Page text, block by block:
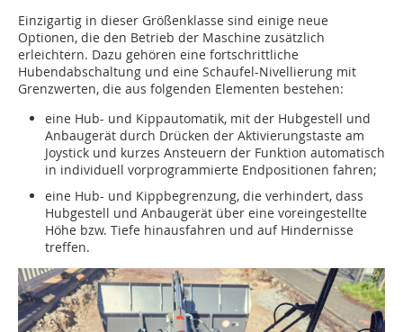
Einzigartig in dieser Größenklasse sind einige neue
Optionen, die den Betrieb der Maschine zusätzlich
erleichtern. Dazu gehören eine fortschrittliche
Hubendabschaltung und eine Schaufel-Nivellierung mit
Grenzwerten, die aus folgenden Elementen bestehen:
eine Hub- und Kippautomatik, mit der Hubgestell und
Anbaugerät durch Drücken der Aktivierungstaste am
Joystick und kurzes Ansteuern der Funktion automatisch
in individuell vorprogrammierte Endpositionen fahren;
eine Hub- und Kippbegrenzung, die verhindert, dass
Hubgestell und Anbaugerät über eine voreingestellte
Höhe bzw. Tiefe hinausfahren und auf Hindernisse
treffen.